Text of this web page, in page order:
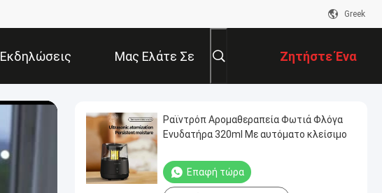
Greek
Εκδηλώσεις Μας Ελάτε Σε
Επαφή Με
Ζητήστε Ένα
Απόσπασμα
Ραϊντρόπ Αρομαθεραπεία Φωτιά Φλόγα
Ενυδατήρα 320ml Με αυτόματο κλείσιμο
Επαφή τώρα